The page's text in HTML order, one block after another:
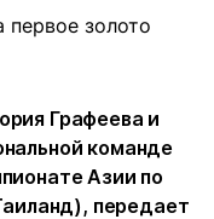
Графеева и
команде
Азии по
передает